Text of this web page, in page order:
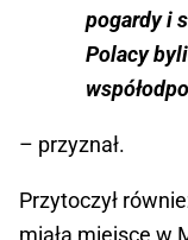
pogardy i
Polacy
– przyznał.
Przytoczył
miała miejsce w